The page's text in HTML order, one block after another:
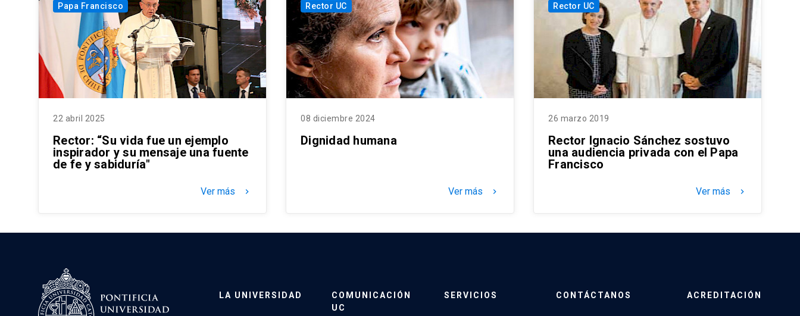
Papa Francisco
22 abril 2025
Rector: “Su vida fue un ejemplo
inspirador y su mensaje una fuente
de fe y sabiduría"
Ver más keyboard_arrow_right
Rector UC
08 diciembre 2024
Dignidad humana
Ver más keyboard_arrow_right
Rector UC
26 marzo 2019
Rector Ignacio Sánchez sostuvo
una audiencia privada con el Papa
Francisco
Ver más keyboard_arrow_right
LA UNIVERSIDAD
COMUNICACIÓN
UC
SERVICIOS CONTÁCTANOS ACREDITACIÓN